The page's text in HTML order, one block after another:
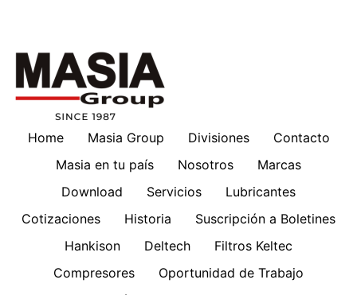
Home Masia Group Divisiones
Contacto
Masia en tu país
Nosotros
Marcas
Download
Servicios
Lubricantes
Cotizaciones
Historia
Suscripción a Boletines
Hankison
Deltech
Filtros Keltec
Compresores
Oportunidad de Trabajo